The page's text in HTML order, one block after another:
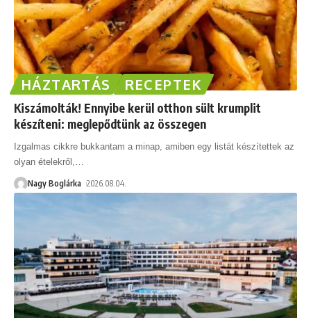
HÁZTARTÁS RECEPTEK
Kiszámolták! Ennyibe kerül otthon sült krumplit
készíteni: meglepődtünk az összegen
Izgalmas cikkre bukkantam a minap, amiben egy listát készítettek az
olyan ételekről,
Nagy Boglárka 2026.08.04.